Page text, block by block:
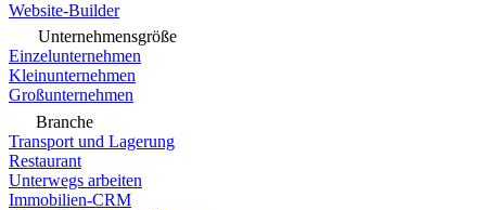
Website-Builder
Unternehmensgröße
Einzelunternehmen
Kleinunternehmen
Großunternehmen
Branche
Transport und Lagerung
Restaurant
Unterwegs arbeiten
Immobilien-CRM